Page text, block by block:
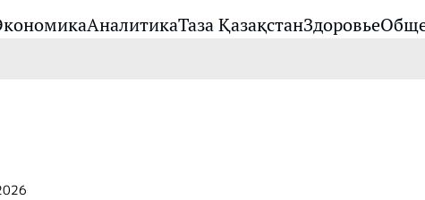
АналитикаТаза ҚазақстанЗдоровье